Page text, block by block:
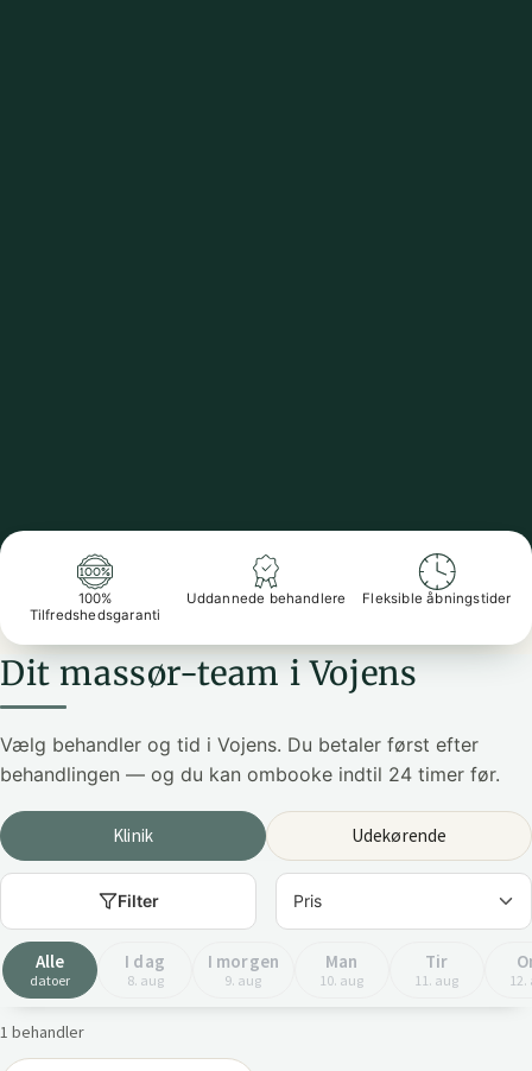
100%
Tilfredshedsgaranti
Uddannede behandlere Fleksible åbningstider
Dit massør-team i Vojens
Vælg behandler og tid i Vojens. Du betaler først efter
behandlingen — og du kan ombooke indtil 24 timer før.
Klinik Udekørende
Filter
Alle
datoer
I dag
8. aug
I morgen
9. aug
Man
10. aug
Tir
11. aug
1 behandler